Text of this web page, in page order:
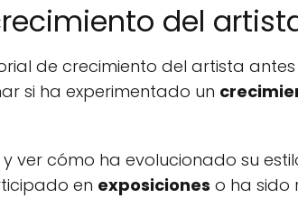
del
de crecimiento del artista antes
si ha experimentado un
y ver cómo ha evolucionado su
en exposiciones o ha sido